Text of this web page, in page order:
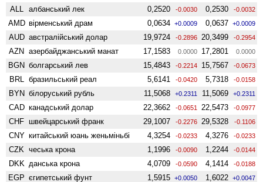
ALL албанський лек 0,2520 -0.0030 0,2530 -0.0032
AMD вiрменський драм 0,0634 +0.0009 0,0637 +0.0009
AUD австралійський долар 19,9724 -0.2896 20,3499 -0.2954
AZN азербайджанський манат 17,1583 0.0000 17,2801 0.0000
BGN болгарський лев 15,4843 -0.2214 15,7567 -0.0673
BRL бразильський реал 5,6141 -0.0420 5,7318 -0.0158
BYN білоруський рубль 11,5068 +0.2311 11,5069 +0.2311
CAD канадський долар 22,3662 -0.0651 22,5473 -0.0977
CHF швейцарський франк 29,1007 -0.2276 29,5328 -0.1106
CNY китайський юань женьмiньбi 4,3254 -0.0233 4,3276 -0.0233
CZK чеська крона 1,1996 -0.0090 1,2244 -0.0144
DKK данська крона 4,0709 -0.0590 4,1414 -0.0188
EGP єгипетський фунт 1,5915 +0.0050 1,6022 +0.0047